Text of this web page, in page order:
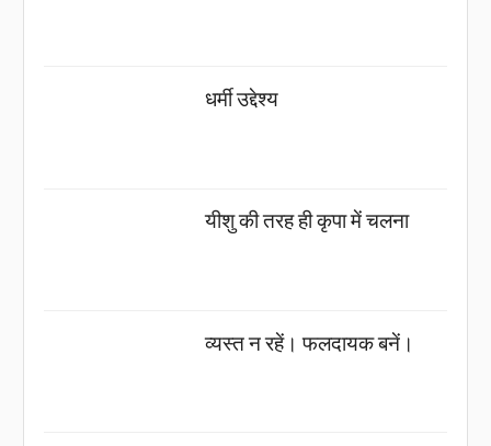
धर्मी उद्देश्य
यीशु की तरह ही कृपा में चलना
व्यस्त न रहें। फलदायक बनें।